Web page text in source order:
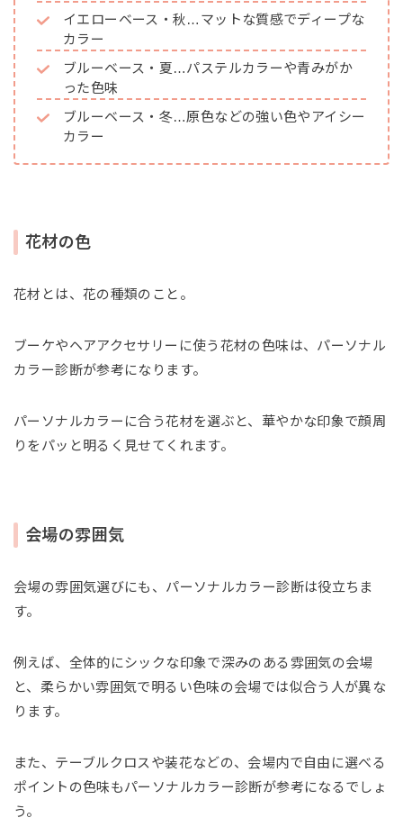
イエローベース・秋…マットな質感でディープな
カラー
ブルーベース・夏…パステルカラーや青みがか
った色味
ブルーベース・冬…原色などの強い色やアイシー
カラー
花材の色
花材とは、花の種類のこと。
ブーケやヘアアクセサリーに使う花材の色味は、パーソナル
カラー診断が参考になります。
パーソナルカラーに合う花材を選ぶと、華やかな印象で顔周
りをパッと明るく見せてくれます。
会場の雰囲気
会場の雰囲気選びにも、パーソナルカラー診断は役立ちま
す。
例えば、全体的にシックな印象で深みのある雰囲気の会場
と、柔らかい雰囲気で明るい色味の会場では似合う人が異な
ります。
また、テーブルクロスや装花などの、会場内で自由に選べる
ポイントの色味もパーソナルカラー診断が参考になるでしょ
う。